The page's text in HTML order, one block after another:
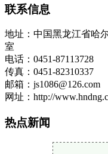
联系信息
地址：中国黑龙江省哈
室
电话：0451-87113728
传真：0451-82310337
邮箱：js1086@126.com
网址：http://
热点新闻